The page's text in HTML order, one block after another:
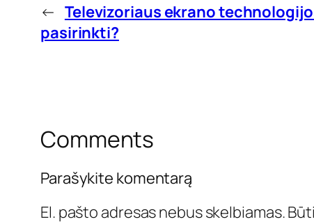
← Televizoriaus ekrano technologijos
pasirinkti?
Comments
Parašykite komentarą
El. pašto adresas nebus skelbiamas.